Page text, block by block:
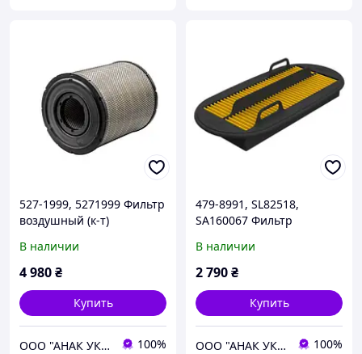
527-1999, 5271999 Фильтр
воздушный (к-т)
В наличии
4 980₴
Купить
ООО "АНАК УКРАИНА" 100%
479-8991, SL82518,
SA160067 Фильтр
CAT/CATERPILLAR
В наличии
2 790₴
Купить
ООО "АНАК УКРАИНА" 100%